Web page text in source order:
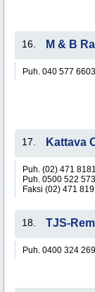
16. M & B
Puh. 040 577 6603
17. Kattava
Puh. (02) 471 8181
Puh. 0500 522 573
Faksi (02) 471
18. TJS-
Puh. 0400 324 269